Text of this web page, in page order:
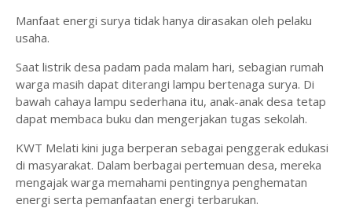
Manfaat energi surya tidak hanya dirasakan oleh pelaku
usaha.
Saat listrik desa padam pada malam hari, sebagian rumah
warga masih dapat diterangi lampu bertenaga surya. Di
bawah cahaya lampu sederhana itu, anak-anak desa tetap
dapat membaca buku dan mengerjakan tugas sekolah.
KWT Melati kini juga berperan sebagai penggerak edukasi
di masyarakat. Dalam berbagai pertemuan desa, mereka
mengajak warga memahami pentingnya penghematan
energi serta pemanfaatan energi terbarukan.